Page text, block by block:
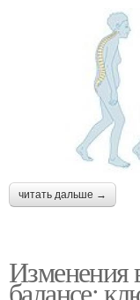
читать дальше →
Изменения
балансе: